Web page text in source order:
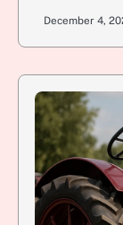
December 4,